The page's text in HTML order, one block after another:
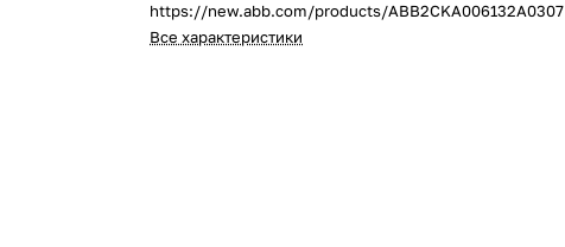
https://new.abb.com/products/ABB2CKA006132A0307
Все характеристики